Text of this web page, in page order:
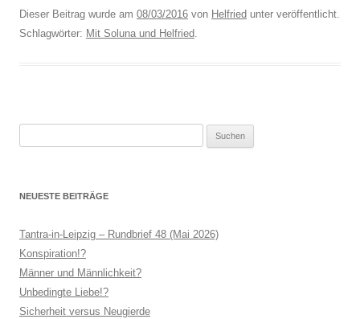
Dieser Beitrag wurde am 08/03/2016 von Helfried unter veröffentlicht.
Schlagwörter: Mit Soluna und Helfried.
NEUESTE BEITRÄGE
Tantra-in-Leipzig – Rundbrief 48 (Mai 2026)
Konspiration!?
Männer und Männlichkeit?
Unbedingte Liebe!?
Sicherheit versus Neugierde